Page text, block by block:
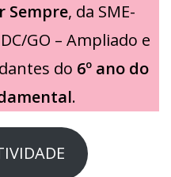
Sempre, da SME-
GO – Ampliado e
do 6º ano do
.